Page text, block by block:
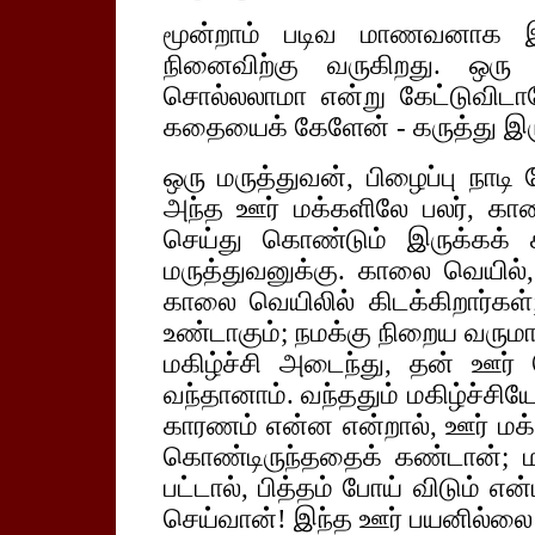
மூன்றாம் படிவ மாணவனாக
நினைவிற்கு வருகிறது.
சொல்லலாமா என்று
கதையைக் கேளேன் - கருத்து
ஒரு மருத்துவன், பிழைப்பு
அந்த ஊர் மக்களிலே பலர்,
செய்து கொண்டும் இருக்கக்
மருத்துவனுக்கு. காலை
காலை வெயிலில்
உண்டாகும்; நமக்கு நிறைய
மகிழ்ச்சி அடைந்து, தன் ஊர்
வந்தானாம். வந்ததும்
காரணம் என்ன என்றால், ஊர்
கொண்டிருந்ததைக் கண்டான்;
பட்டால், பித்தம் போய் விடும்
செய்வான்! இந்த ஊர் பயனில்லை